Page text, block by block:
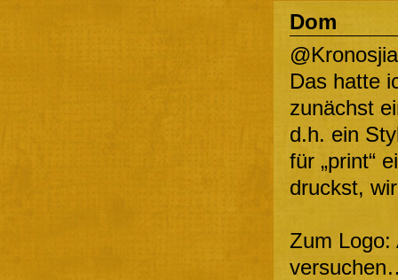
Dom
Das hatte
zunächst
d.h. ein
für „print“
druckst,
Zum Logo: